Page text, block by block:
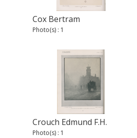
Cox Bertram
Photo(s) : 1
Crouch Edmund F.H.
Photo(s) : 1